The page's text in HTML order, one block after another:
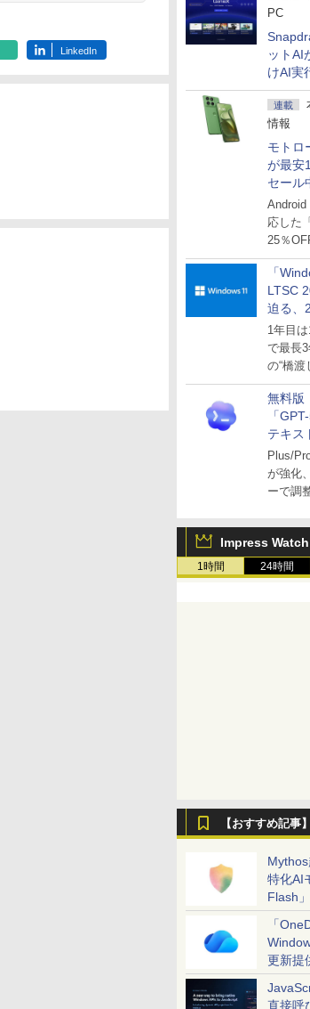
PC
ットAI
けAI実
試して
連載
情報
モトロ
が最安
セール
Android
応した
25％
「
LTSC
迫る、
～ESU
1年目
で最長
の“橋渡
無料版
「
テキス
Plus/
が強化
ーで調
Impress
1時間 24時間
【おすすめ記
特化AI
Flash
「
更新提
直接呼
LinkedIn